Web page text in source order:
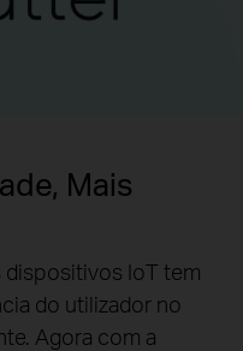
Mais
IoT tem
do utilizador no
Agora com a